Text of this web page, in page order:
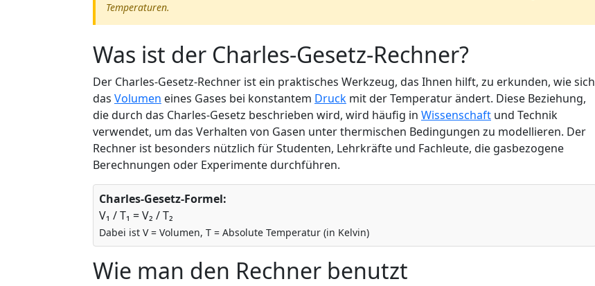
Temperaturen.
Was ist der Charles-Gesetz-Rechner?
Der Charles-Gesetz-Rechner ist ein praktisches Werkzeug, das Ihnen hilft, zu erkunden, wie sich
das Volumen eines Gases bei konstantem Druck mit der Temperatur ändert. Diese Beziehung,
die durch das Charles-Gesetz beschrieben wird, wird häufig in Wissenschaft und Technik
verwendet, um das Verhalten von Gasen unter thermischen Bedingungen zu modellieren. Der
Rechner ist besonders nützlich für Studenten, Lehrkräfte und Fachleute, die gasbezogene
Berechnungen oder Experimente durchführen.
Charles-Gesetz-Formel:
V₁ / T₁ = V₂ / T₂
Dabei ist V = Volumen, T = Absolute Temperatur (in Kelvin)
Wie man den Rechner benutzt